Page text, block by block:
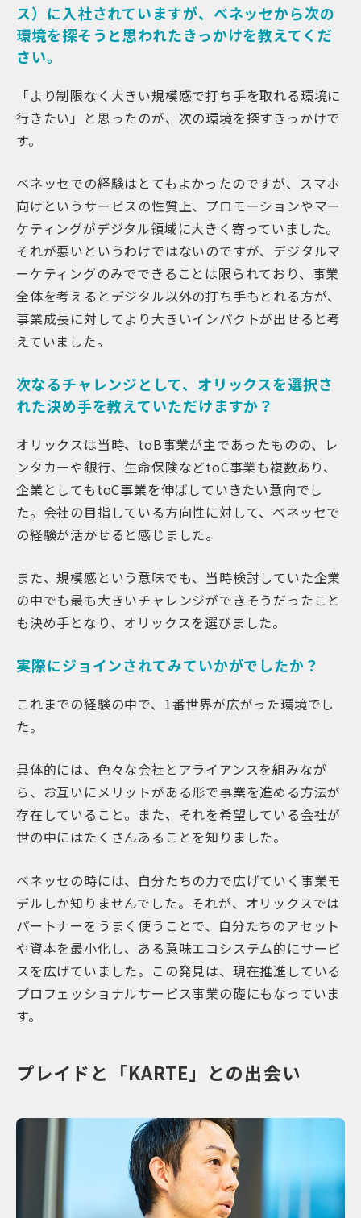
ス）に入社されていますが、ベネッセから次の
環境を探そうと思われたきっかけを教えてくだ
さい。
「より制限なく大きい規模感で打ち手を取れる環境に
行きたい」と思ったのが、次の環境を探すきっかけで
す。
ベネッセでの経験はとてもよかったのですが、スマホ
向けというサービスの性質上、プロモーションやマー
ケティングがデジタル領域に大きく寄っていました。
それが悪いというわけではないのですが、デジタルマ
ーケティングのみでできることは限られており、事業
全体を考えるとデジタル以外の打ち手もとれる方が、
事業成長に対してより大きいインパクトが出せると考
えていました。
次なるチャレンジとして、オリックスを選択さ
れた決め手を教えていただけますか？
オリックスは当時、toB事業が主であったものの、レ
ンタカーや銀行、生命保険などtoC事業も複数あり、
企業としてもtoC事業を伸ばしていきたい意向でし
た。会社の目指している方向性に対して、ベネッセで
の経験が活かせると感じました。
また、規模感という意味でも、当時検討していた企業
の中でも最も大きいチャレンジができそうだったこと
も決め手となり、オリックスを選びました。
実際にジョインされてみていかがでしたか？
これまでの経験の中で、1番世界が広がった環境でし
た。
具体的には、色々な会社とアライアンスを組みなが
ら、お互いにメリットがある形で事業を進める方法が
存在していること。また、それを希望している会社が
世の中にはたくさんあることを知りました。
ベネッセの時には、自分たちの力で広げていく事業モ
デルしか知りませんでした。それが、オリックスでは
パートナーをうまく使うことで、自分たちのアセット
や資本を最小化し、ある意味エコシステム的にサービ
スを広げていました。この発見は、現在推進している
プロフェッショナルサービス事業の礎にもなっていま
す。
プレイドと「KARTE」との出会い